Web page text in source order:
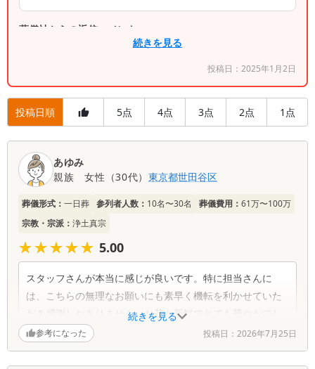
葬儀社からの返信コメント
この度は、弊社をご利用いただき、誠にありがとう
ございました。また、当日の急な変更にも対応でき
たとのことで、少しでもお力になれたのであれば幸
いです。 しかしながら、この度ご指摘いただきま
した「お清めの塩」が固まっており、ご不便をおか
ても、保管・管理には細心の注意を払うべきでした
が、弊社の不手際により、お客様にご満足いただけ
摘を真摯に受け止め、全品目の在庫管理および品質
チェック体制を徹底し、このような事態が二度と発
生しないよう改善に努めてまいります。 この度は
貴重なご意見をいただき、重ねて感謝申し上げま
続きを見る
投稿日： 2025年1月2日
投稿日順 5点 4点 3点 2点 1 点
続きを見る
あゆみ
親族
女性 （30代）東京都世田谷区
葬儀形式： 一日葬 参列者人数： 10名〜30名 葬儀費用： 61万〜100万
宗教・宗派： 浄土真宗
★★★★★
★★★★★ 5.00
スタッフさんが本当に感じが良いです。特に担当さんに
は、こちらの無理なお願いにも素早く機転を利かせていた
だき感謝しかありません。お花も新鮮でとても華やかでし
た。参考になった 投稿日： 2026年7月25日